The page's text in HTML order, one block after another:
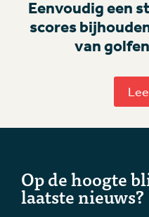
Eenvoudig een
scores
van
Op de hoogte
laatste nieuws?